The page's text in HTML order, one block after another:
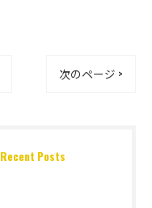
次のページ >
Recent Posts